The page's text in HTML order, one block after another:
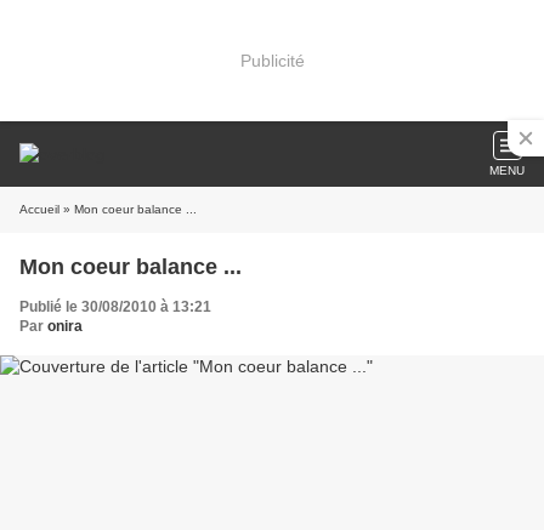
Publicité
MENU
Accueil » Mon coeur balance ...
Mon coeur balance ...
Publié le 30/08/2010 à 13:21
Par onira